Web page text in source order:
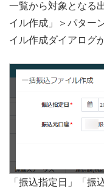
一覧から対象となる
イル作成」＞パター
イル作成ダイアログ
「振込指定日」「振